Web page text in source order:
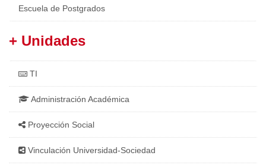
Escuela de Postgrados
+ Unidades
TI
Administración Académica
Proyección Social
Vinculación Universidad-Sociedad